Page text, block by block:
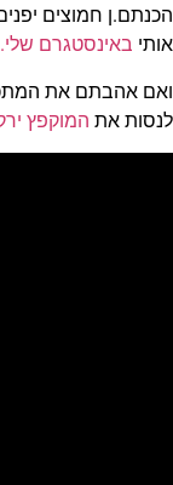
הכנתם.ן חמוצים
אותי באינסטגרם שלי.
ואם אהבתם את
לנסות את המוקפץ